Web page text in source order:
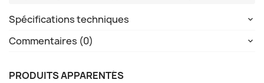
Spécifications techniques
Commentaires (0)
PRODUITS APPARENTÉS